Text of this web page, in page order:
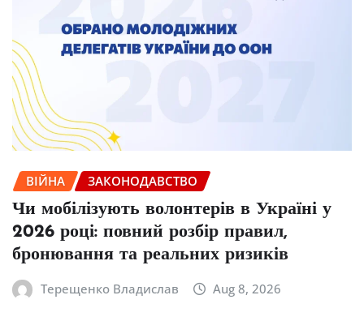
ВІЙНА ЗАКОНОДАВСТВО
Чи мобілізують волонтерів в Україні у
2026 році: повний розбір правил,
бронювання та реальних ризиків
Терещенко Владислав Aug 8, 2026